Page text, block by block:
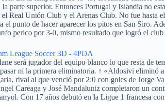
parte superior. Entonces Portugal y Islandia no
Real Unión Club y el Arenas Club. No fue hasta
punto de hacer aparecer los pitos en San Siro.
perico por 3-0, mismo resultado que logró el
será jugador del equipo blanco lo que resta de
ni la primera eliminatoria. ↑ «Aldosivi eliminó
rival al que venció por 2:0 con goles de Jorge
Careaga y José Mandaluniz completaron un
Con 17 años debutó en la Ligue 1 francesa